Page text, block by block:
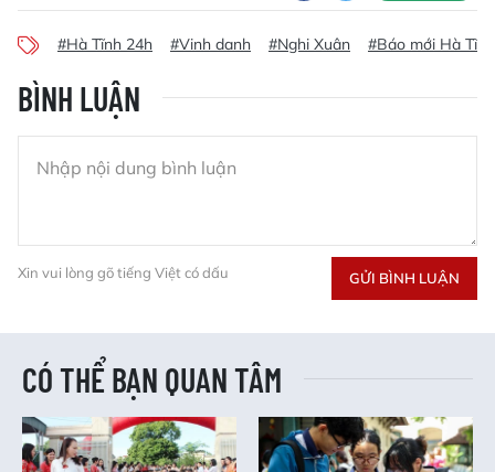
#Hà Tĩnh 24h #Vinh danh #Nghi Xuân #Báo mới Hà Tĩnh
BÌNH LUẬN
Xin vui lòng gõ tiếng Việt có dấu GỬI BÌNH LUẬN
CÓ THỂ BẠN QUAN TÂM